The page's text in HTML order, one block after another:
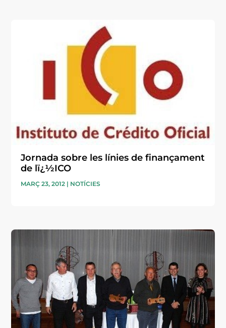
Jornada sobre les línies de finançament
de lï¿½ICO
MARÇ 23, 2012 | NOTÍCIES